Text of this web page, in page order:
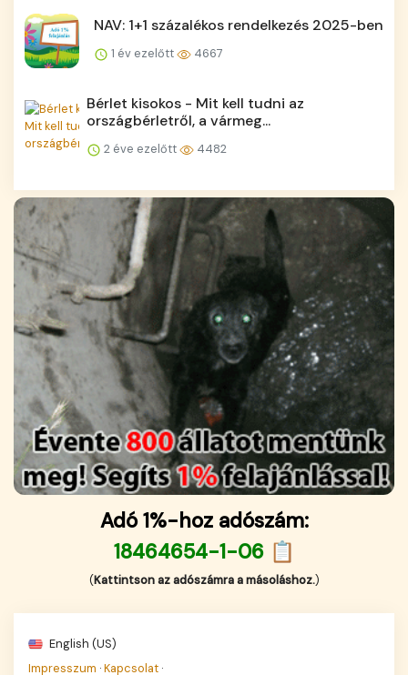
NAV: 1+1 százalékos rendelkezés 2025-ben
1 év ezelőtt 4667
Bérlet kisokos - Mit kell tudni az
országbérletről, a vármeg...
2 éve ezelőtt 4482
Adó 1%-hoz adószám:
18464654-1-06 📋
(Kattintson az adószámra a másoláshoz.)
English (US)
Impresszum ·Kapcsolat ·